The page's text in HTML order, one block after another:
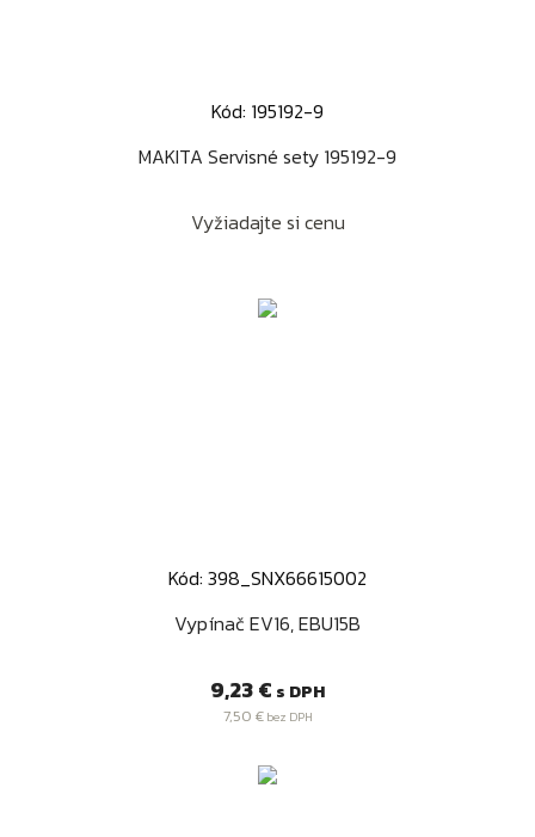
Kód: 195192-9
MAKITA Servisné sety 195192-9
Vyžiadajte si cenu
Kód: 398_SNX66615002
Vypínač EV16, EBU15B
Cena
9,23 € s DPH
7,50 €bez DPH